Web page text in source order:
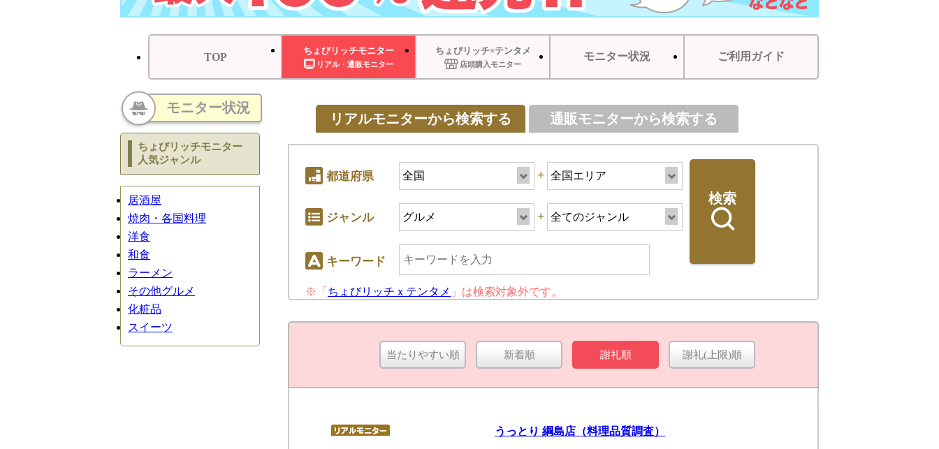
TOP
ちょびリッチモニター
リアル・通販モニター
ちょびリッチ×テンタメ
店頭購入モニター
モニター状況 ご利用ガイド
モニター状況
ちょびリッチモニター
人気ジャンル
居酒屋
焼肉・各国料理
洋食
和食
ラーメン
その他グルメ
化粧品
スイーツ
リアルモニターから検索する 通販モニターから検索する
都道府県 +
ジャンル +
キーワード
検索
※「 ちょびリッチｘテンタメ 」は検索対象外です。
+
検索
当たりやすい順 新着順 謝礼順 謝礼(上限)順
うっとり 綱島店（料理品質調査）